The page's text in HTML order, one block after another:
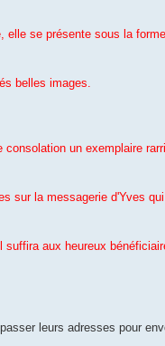
se présente sous la
belles images.
un exemplaire
sur la messagerie d'Yves
aux heureux
leurs adresses pour